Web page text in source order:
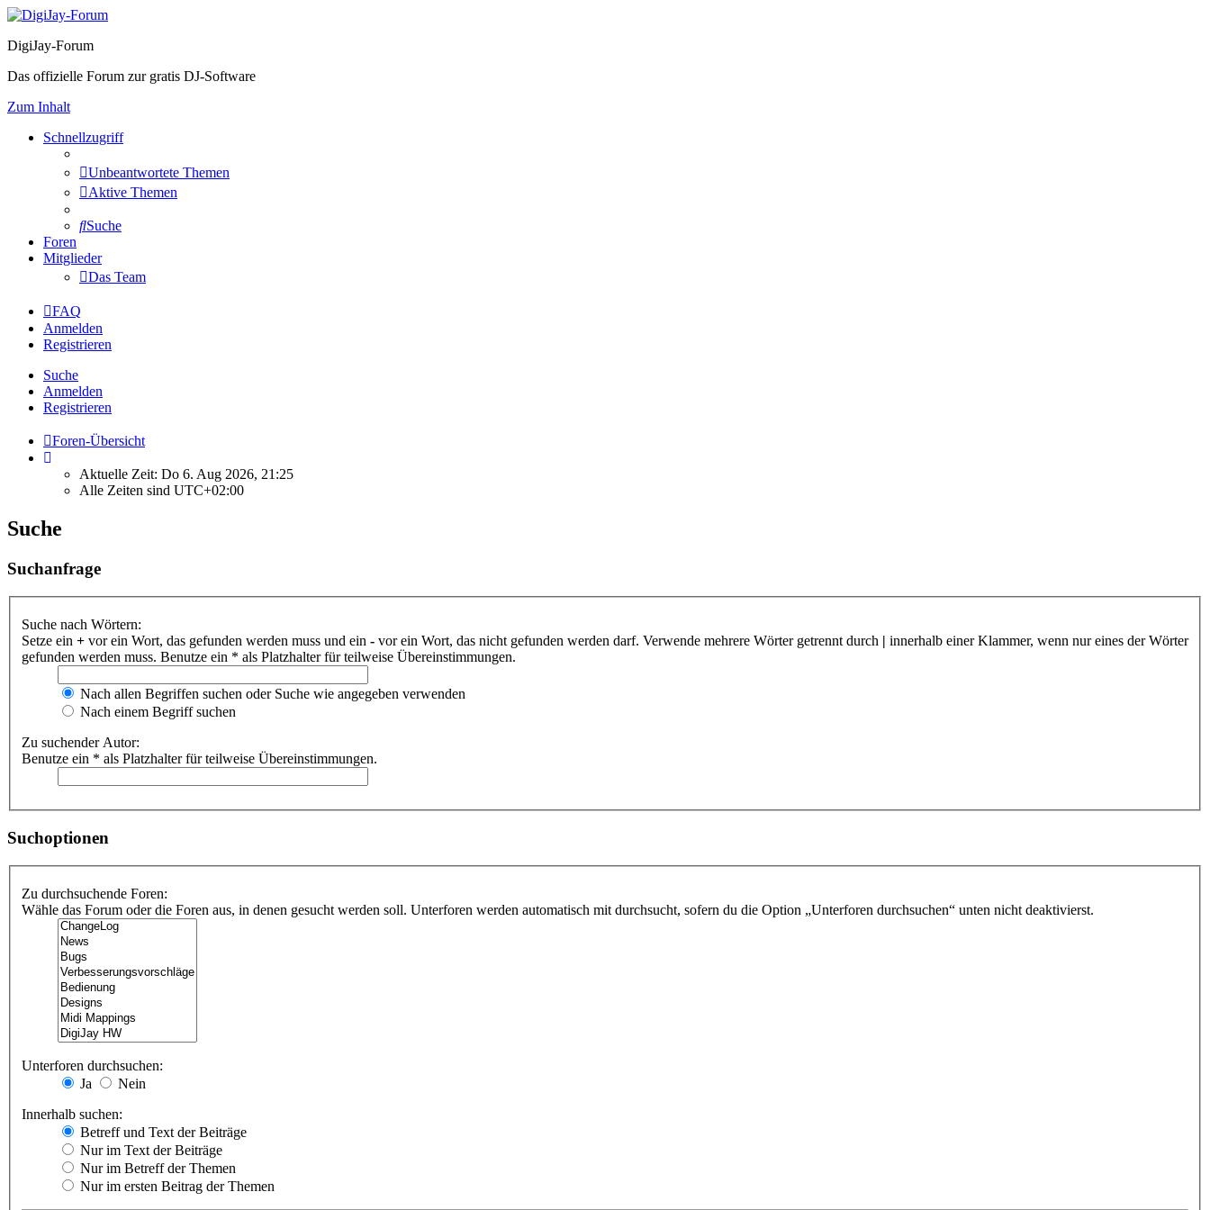
DigiJay-Forum
Das offizielle Forum zur gratis DJ-Software
Zum Inhalt
Schnellzugriff
Unbeantwortete Themen
Aktive Themen
Suche
Foren
Mitglieder
Das Team
FAQ
Anmelden
Registrieren
Suche
Anmelden
Registrieren
Foren-Übersicht
Aktuelle Zeit: Do 6. Aug 2026, 21:25
Alle Zeiten sind UTC+02:00
Suche
Suchanfrage
Suche nach Wörtern:
Setze ein + vor ein Wort, das gefunden werden muss und ein - vor ein Wort, das nicht gefunden werden darf. Verwende mehrere Wörter getrennt durch | innerhalb einer Klammer, wenn nur eines der Wörter
gefunden werden muss. Benutze ein * als Platzhalter für teilweise Übereinstimmungen.
Nach allen Begriffen suchen oder Suche wie angegeben verwenden
Nach einem Begriff suchen
Zu suchender Autor:
Benutze ein * als Platzhalter für teilweise Übereinstimmungen.
Suchoptionen
Zu durchsuchende Foren:
Wähle das Forum oder die Foren aus, in denen gesucht werden soll. Unterforen werden automatisch mit durchsucht, sofern du die Option „Unterforen durchsuchen“ unten nicht deaktivierst.
Unterforen durchsuchen:
Ja
Nein
Innerhalb suchen:
Betreff und Text der Beiträge
Nur im Text der Beiträge
Nur im Betreff der Themen
Nur im ersten Beitrag der Themen